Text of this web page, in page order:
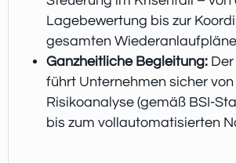
Lagebewertung bis zur
gesamten
Ganzheitliche Begleitung:
führt Unternehmen sicher
Risikoanalyse (gemäß BSI-
bis zum vollautomatisierten